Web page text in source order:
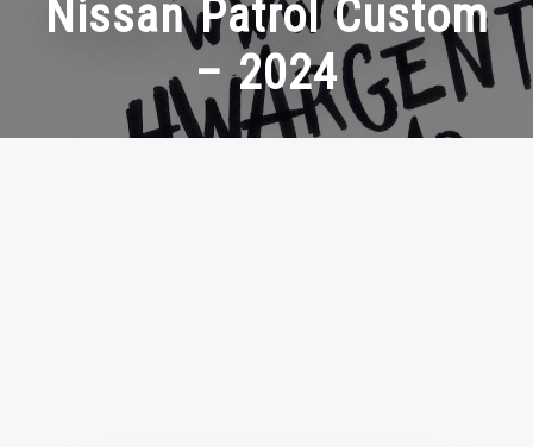
Nissan Patrol Custom
– 2024